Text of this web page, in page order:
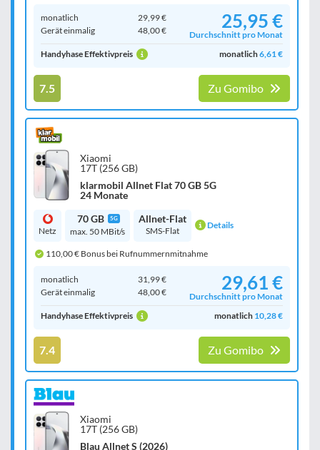
monatlich
29,99 €
Gerät einmalig
48,00 € 25,95 €
Durchschnitt pro Monat
Handyhase Effektivpreis
monatlich6,61 €
7.5 Zu Gomibo
Xiaomi
17T (256 GB)
klarmobil Allnet Flat 70 GB 5G
24 Monate
Netz
70 GB 5G
max. 50 MBit/s
Allnet-Flat
SMS-Flat Details
110,00 € Bonus bei Rufnummernmitnahme
monatlich
31,99 €
Gerät einmalig
48,00 € 29,61 €
Durchschnitt pro Monat
Handyhase Effektivpreis
monatlich 10,28 €
7.4 Zu Gomibo
Xiaomi
17T (256 GB)
Blau Allnet S (2026)